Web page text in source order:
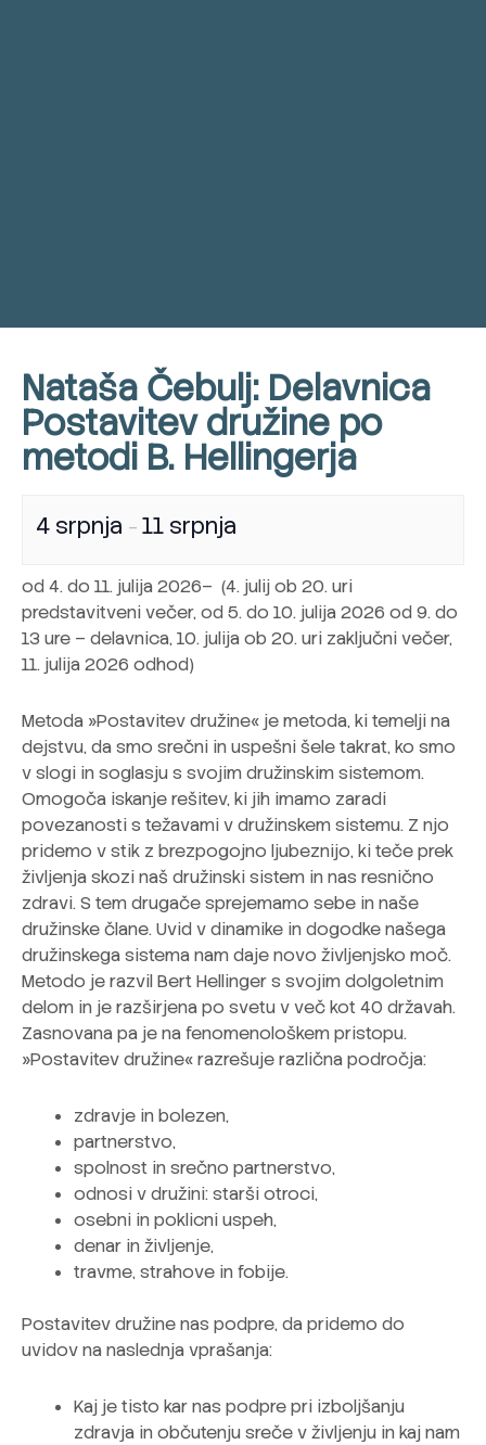
Nataša Čebulj: Delavnica
Postavitev družine po
metodi B. Hellingerja
4 srpnja – 11 srpnja
od 4. do 11. julija 2026– (4. julij ob 20. uri
predstavitveni večer, od 5. do 10. julija 2026 od 9. do
13 ure – delavnica, 10. julija ob 20. uri zaključni večer,
11. julija 2026 odhod)
Metoda »Postavitev družine« je metoda, ki temelji na
dejstvu, da smo srečni in uspešni šele takrat, ko smo
v slogi in soglasju s svojim družinskim sistemom.
Omogoča iskanje rešitev, ki jih imamo zaradi
povezanosti s težavami v družinskem sistemu. Z njo
pridemo v stik z brezpogojno ljubeznijo, ki teče prek
življenja skozi naš družinski sistem in nas resnično
zdravi. S tem drugače sprejemamo sebe in naše
družinske člane. Uvid v dinamike in dogodke našega
družinskega sistema nam daje novo življenjsko moč.
Metodo je razvil Bert Hellinger s svojim dolgoletnim
delom in je razširjena po svetu v več kot 40 državah.
Zasnovana pa je na fenomenološkem pristopu.
»Postavitev družine« razrešuje različna področja:
zdravje in bolezen,
partnerstvo,
spolnost in srečno partnerstvo,
odnosi v družini: starši otroci,
osebni in poklicni uspeh,
denar in življenje,
travme, strahove in fobije.
Postavitev družine nas podpre, da pridemo do
uvidov na naslednja vprašanja:
Kaj je tisto kar nas podpre pri izboljšanju
zdravja in občutenju sreče v življenju in kaj nam